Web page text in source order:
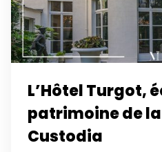
L’Hôtel Turgot,
patrimoine de
Custodia